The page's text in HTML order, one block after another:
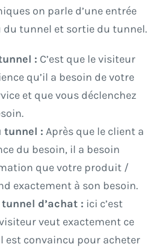
on parle d’une entrée
tunnel et sortie du tunnel.
: C’est que le visiteur
qu’il a besoin de votre
et que vous déclenchez
tunnel : Après que le client a
du besoin, il a besoin
que votre produit /
exactement à son besoin.
d’achat : ici c’est
veut exactement ce
est convaincu pour acheter